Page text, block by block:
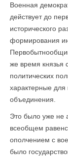
Военная
действует до
исторического
формирования
же время князья
политических
характерные для
объединения.
Это было уже не
всеобщем
ополчением с
было